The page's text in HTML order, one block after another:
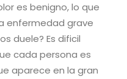
es benigno, lo que
enfermedad grave
duele? Es dificil
cada persona es
aparece en la gran